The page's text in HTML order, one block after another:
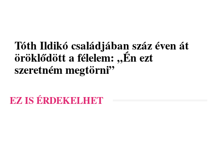
Tóth Ildikó családjában száz éven át
öröklődött a félelem: „Én ezt
szeretném megtörni”
EZ IS ÉRDEKELHET